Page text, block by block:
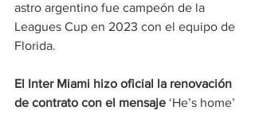
astro argentino fue campeón de la
Leagues Cup en 2023 con el equipo de
Florida.
El Inter Miami hizo oficial la renovación
de contrato con el mensaje ‘He’s home’